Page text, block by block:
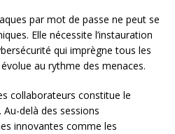
par mot de passe ne peut se
Elle nécessite l’instauration
qui imprègne tous les
au rythme des menaces.
collaborateurs constitue le
delà des sessions
innovantes comme les